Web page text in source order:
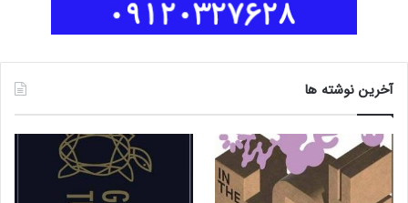
آخرین نوشته ها